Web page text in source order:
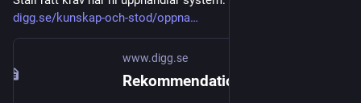
digg.se/kunskap-och-stod/oppna
www.digg.se